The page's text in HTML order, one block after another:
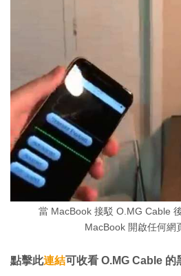
當 MacBook 接駁 O.MG Cable
MacBook 開啟任何網
點擊此連結可收看 O.MG Cable 的